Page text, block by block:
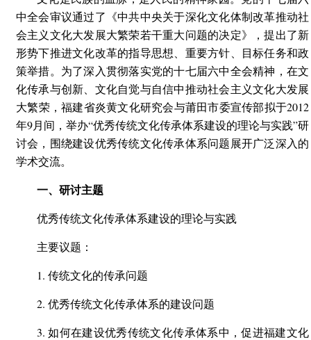
中全会审议通过了《中共中央关于深化文化体制改革推动社
会主义文化大发展大繁荣若干重大问题的决定》，提出了新
形势下推进文化改革的指导思想、重要方针、目标任务和政
策举措。为了深入贯彻落实党的十七届六中全会精神，在文
化传承与创新、文化自觉与自信中推动社会主义文化大发展
大繁荣，福建省炎黄文化研究会与莆田市委宣传部拟于2012
年9月间，举办“优秀传统文化传承体系建设的理论与实践”研
讨会，围绕建设优秀传统文化传承体系问题展开广泛深入的
学术交流。
一、研讨主题
优秀传统文化传承体系建设的理论与实践
主要议题：
1. 传统文化的传承问题
2. 优秀传统文化传承体系的建设问题
3. 如何在建设优秀传统文化传承体系中，促进福建文化